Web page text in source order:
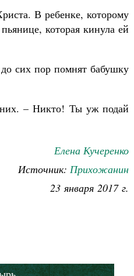
В ребенке, которому
которая кинула ей
сих пор помнят бабушку
них. – Никто! Ты уж подай
Елена Кучеренко
Источник: Прихожанин
23 января 2017 г.